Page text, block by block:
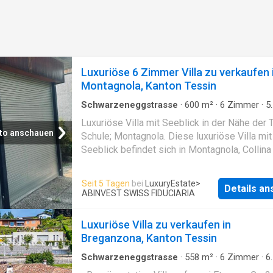
anschauen
Luxuriöse 6 Zimmer Villa zu verkaufen
Montagnola, Kanton Tessin
Schwarzeneggstrasse · 600 m² · 6 Zimmer · 5
Luxuriöse Villa mit Seeblick in der Nähe der
Schule; Montagnola. Diese luxuriöse Villa mit
Seeblick befindet sich in Montagnola, Collina
Montagnola, unweit der amerikanischen
Schule. Die Villa im modernen Stil bietet
und ein großzügiges Grundstück. Sie verfügt
Wohnzimmer, eine Wohnküche und einen
Essbereich. Zur Ausstattung gehören
Hallenbad, eine Doppelgarage und mehrere
Außenstellplätze. Das bestehende Gebäude
Seit 5 Tagen bei LuxuryEstate>
ABINVEST SWISS FIDUCIARIA
Details
Luxuriöse Villa zu verkaufen in
Breganzona, Kanton Tessin
Schwarzeneggstrasse · 558 m² · 6 Zimmer · 6